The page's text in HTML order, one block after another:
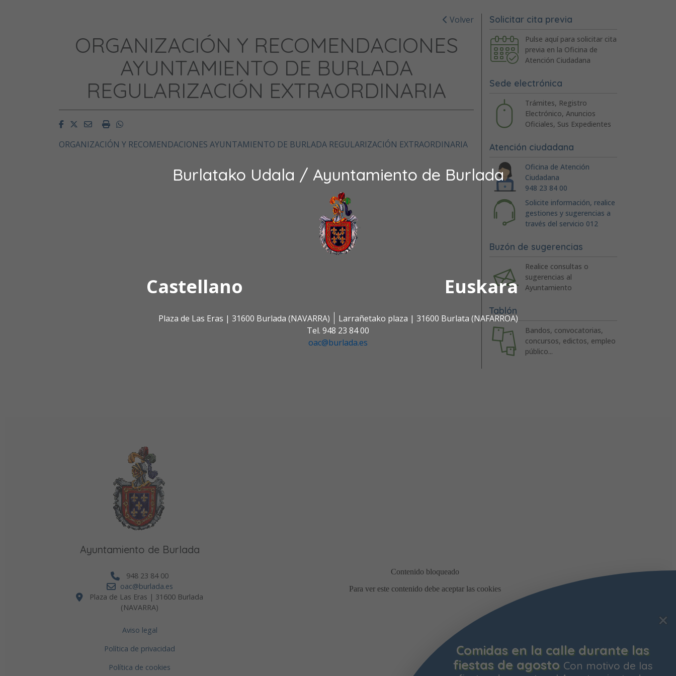
Burlatako Udala / Ayuntamiento de Burlada
Castellano Euskara
Plaza de Las Eras | 31600 Burlada (NAVARRA)
Larrañetako plaza | 31600 Burlata (NAFARROA)
Tel. 948 23 84 00
oac@burlada.es
Comidas en la calle durante las
fiestas de agosto Con motivo de las
Volver
ORGANIZACIÓN Y RECOMENDACIONES
AYUNTAMIENTO DE BURLADA
REGULARIZACIÓN EXTRAORDINARIA
FacebookTwitterEmailImprimirWhatsapp
ORGANIZACIÓN Y RECOMENDACIONES AYUNTAMIENTO DE BURLADA REGULARIZACIÓN EXTRAORDINARIA
Solicitar cita previa
Pulse aquí para solicitar cita
previa en la Oficina de
Atención Ciudadana
Sede electrónica
Trámites, Registro
Electrónico, Anuncios
Oficiales, Sus Expedientes
Atención ciudadana
Oficina de Atención
Ciudadana
948 23 84 00
Solicite información, realice
gestiones y sugerencias a
través del servicio 012
Buzón de sugerencias
Realice consultas o
sugerencias al
Ayuntamiento
Tablón
Bandos, convocatorias,
concursos, edictos, empleo
público...
Ayuntamiento de Burlada
948 23 84 00
oac@burlada.es
Plaza de Las Eras | 31600 Burlada
(NAVARRA)
Aviso legal
Política de privacidad
Política de cookies